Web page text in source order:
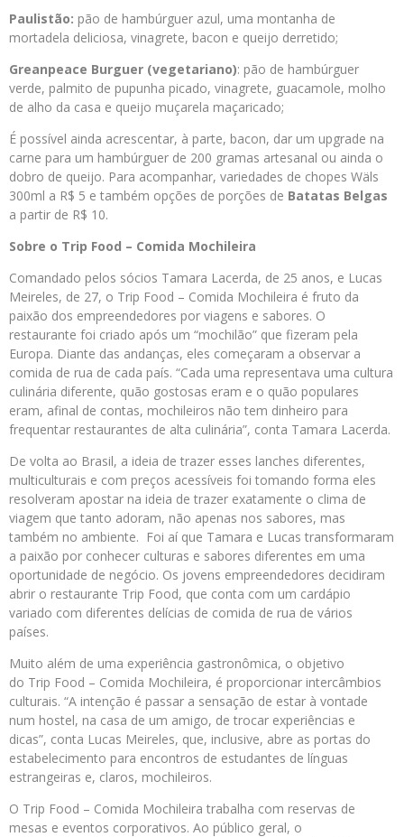
Paulistão: pão de hambúrguer azul, uma montanha de
mortadela deliciosa, vinagrete, bacon e queijo derretido;
Greanpeace Burguer (vegetariano): pão de hambúrguer
verde, palmito de pupunha picado, vinagrete, guacamole, molho
de alho da casa e queijo muçarela maçaricado;
É possível ainda acrescentar, à parte, bacon, dar um upgrade na
carne para um hambúrguer de 200 gramas artesanal ou ainda o
dobro de queijo. Para acompanhar, variedades de chopes Wäls
300ml a R$ 5 e também opções de porções de Batatas Belgas
a partir de R$ 10.
Sobre o Trip Food – Comida Mochileira
Comandado pelos sócios Tamara Lacerda, de 25 anos, e Lucas
Meireles, de 27, o Trip Food – Comida Mochileira é fruto da
paixão dos empreendedores por viagens e sabores. O
restaurante foi criado após um “mochilão” que fizeram pela
Europa. Diante das andanças, eles começaram a observar a
comida de rua de cada país. “Cada uma representava uma cultura
culinária diferente, quão gostosas eram e o quão populares
eram, afinal de contas, mochileiros não tem dinheiro para
frequentar restaurantes de alta culinária”, conta Tamara Lacerda.
De volta ao Brasil, a ideia de trazer esses lanches diferentes,
multiculturais e com preços acessíveis foi tomando forma eles
resolveram apostar na ideia de trazer exatamente o clima de
viagem que tanto adoram, não apenas nos sabores, mas
também no ambiente. Foi aí que Tamara e Lucas transformaram
a paixão por conhecer culturas e sabores diferentes em uma
oportunidade de negócio. Os jovens empreendedores decidiram
abrir o restaurante Trip Food, que conta com um cardápio
variado com diferentes delícias de comida de rua de vários
países.
Muito além de uma experiência gastronômica, o objetivo
do Trip Food – Comida Mochileira, é proporcionar intercâmbios
culturais. “A intenção é passar a sensação de estar à vontade
num hostel, na casa de um amigo, de trocar experiências e
dicas”, conta Lucas Meireles, que, inclusive, abre as portas do
estabelecimento para encontros de estudantes de línguas
estrangeiras e, claros, mochileiros.
O Trip Food – Comida Mochileira trabalha com reservas de
mesas e eventos corporativos. Ao público geral, o